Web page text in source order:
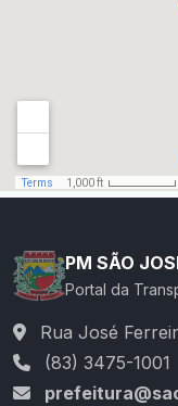
PM SÃO
Portal da
Rua José
(83) 3475-1001